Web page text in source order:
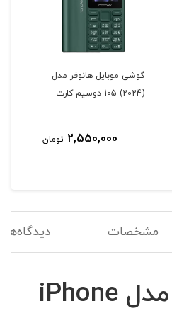
گوشی موبایل هانوفر مدل
(2024) 105 دوسیم کارت
2,550,000 تومان
مشخصات دیدگاه‌ها
گوشی اپل مدل iPhone